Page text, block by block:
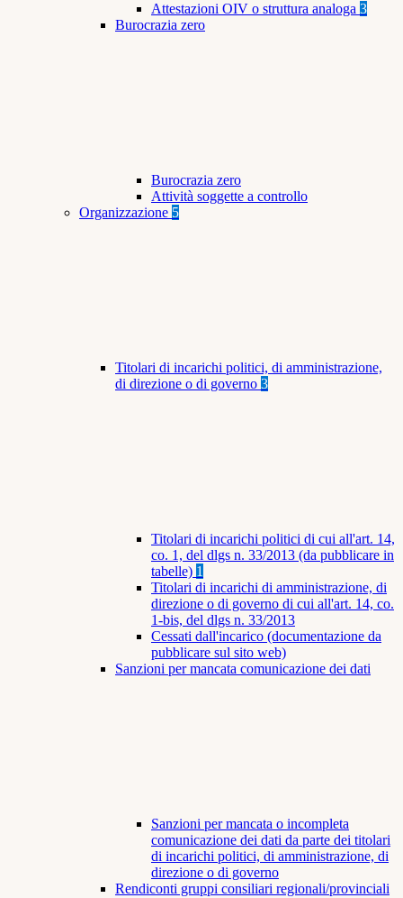
Attestazioni OIV o struttura analoga 3
Burocrazia zero
Burocrazia zero
Attività soggette a controllo
Organizzazione 5
Titolari di incarichi politici, di amministrazione,
di direzione o di governo 3
Titolari di incarichi politici di cui all'art. 14,
co. 1, del dlgs n. 33/2013 (da pubblicare in
tabelle) 1
Titolari di incarichi di amministrazione, di
direzione o di governo di cui all'art. 14, co.
1-bis, del dlgs n. 33/2013
Cessati dall'incarico (documentazione da
pubblicare sul sito web)
Sanzioni per mancata comunicazione dei dati
Sanzioni per mancata o incompleta
comunicazione dei dati da parte dei titolari
di incarichi politici, di amministrazione, di
direzione o di governo
Rendiconti gruppi consiliari regionali/provinciali